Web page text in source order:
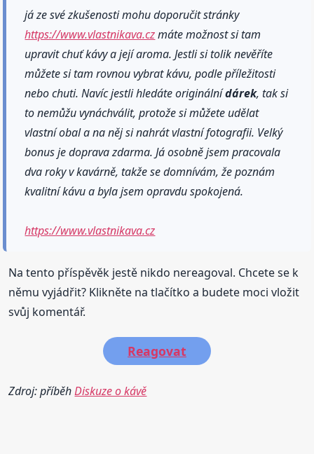
já ze své zkušenosti mohu doporučit stránky
https://www.vlastnikava.czmáte možnost si tam
upravit chuť kávy a její aroma. Jestli si tolik nevěříte
můžete si tam rovnou vybrat kávu, podle příležitosti
nebo chuti. Navíc jestli hledáte originálnídárek, tak si
to nemůžu vynáchválit, protože si můžete udělat
vlastní obal a na něj si nahrát vlastní fotografii. Velký
bonus je doprava zdarma. Já osobně jsem pracovala
dva roky v kavárně, takže se domnívám, že poznám
kvalitní kávu a byla jsem opravdu spokojená.
https://www.vlastnikava.cz
Na tento příspěvěk jestě nikdo nereagoval. Chcete se k
němu vyjádřit? Klikněte na tlačítko a budete moci vložit
svůj komentář.
Reagovat
Zdroj: příběhDiskuze o kávě